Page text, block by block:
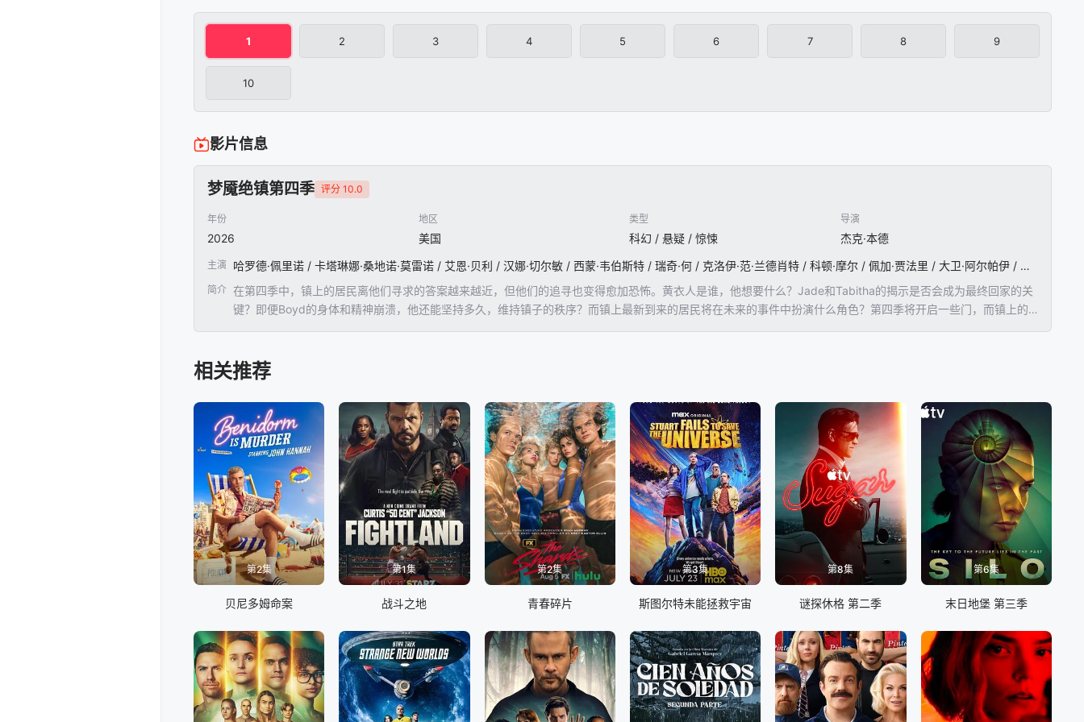
1 2 3 4 5 6 7 8 9
10
影片信息
梦魇绝镇第四季 评分 10.0
年份
2026
地区
美国
类型
科幻 / 悬疑 / 惊悚
导演
杰克·本德
主演 哈罗德·佩里诺 / 卡塔琳娜·桑地诺·莫雷诺 / 艾恩·贝利 / 汉娜·切尔敏 / 西蒙·韦伯斯特 / 瑞奇·何 / 克洛伊·范·兰德肖特 / 科顿·摩尔 / 佩加·贾法里 / 大卫·阿尔帕伊 / 伊丽莎白·桑德斯 / 艾弗瑞·康拉德 / 斯科特·麦克科德 / Nathan / D. / Simmons / Kaelen / Ohm / 安吉拉·穆尔 / A.J. / Simmons / 朱莉娅·多伊尔 / 罗伯特·乔伊 / 萨曼莎·布朗
简介 在第四季中，镇上的居民离他们寻求的答案越来越近，但他们的追寻也变得愈加恐怖。黄衣人是谁，他想要什么？Jade和Tabitha的揭示是否会成为最终回家的关
键？即便Boyd的身体和精神崩溃，他还能坚持多久，维持镇子的秩序？而镇上最新到来的居民将在未来的事件中扮演什么角色？第四季将开启一些门，而镇上的
相关推荐
第2集
贝尼多姆命案
第1集
战斗之地
第2集
青春碎片
第3集
斯图尔特未能拯救宇宙
第8集
谜探休格 第二季
第6集
末日地堡 第三季